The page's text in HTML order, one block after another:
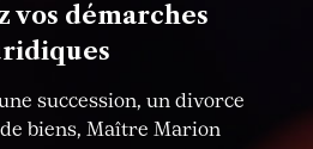
vos démarches
succession, un divorce
biens, Maître Marion